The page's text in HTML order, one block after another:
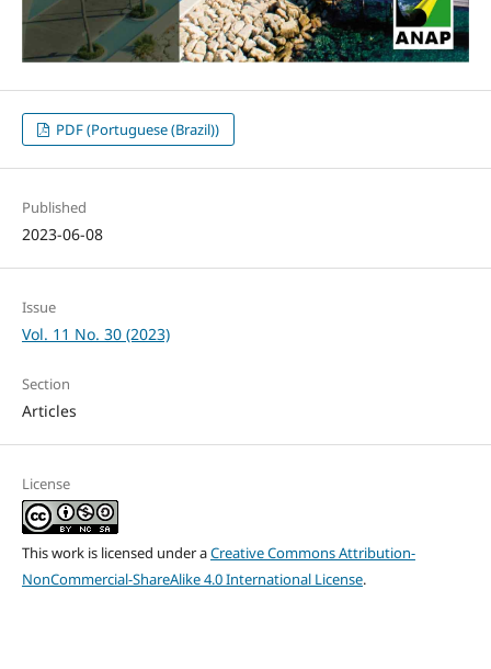
PDF (Portuguese (Brazil))
Published
2023-06-08
Issue
Vol. 11 No. 30 (2023)
Section
Articles
License
This work is licensed under aCreative Commons Attribution-
NonCommercial-ShareAlike 4.0 International License.